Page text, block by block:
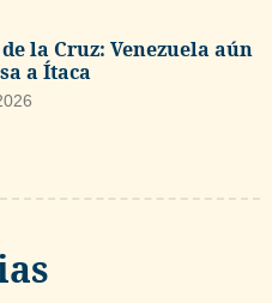
la Cruz: Venezuela aún
a Ítaca